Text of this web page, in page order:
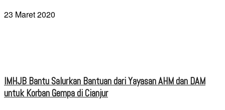
23 Maret 2020
IMHJB Bantu Salurkan Bantuan dari Yayasan AHM dan DAM
untuk Korban Gempa di Cianjur